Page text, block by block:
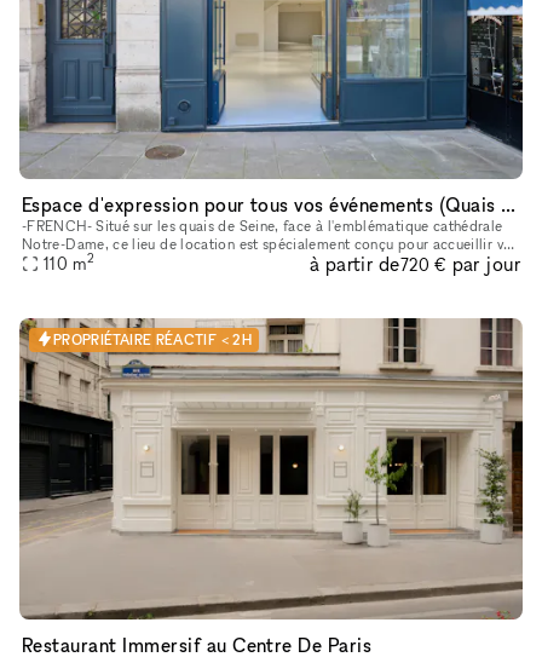
Espace d'expression pour tous vos événements (Quais de Seine)
-FRENCH- Situé sur les quais de Seine, face à l'emblématique cathédrale
Notre-Dame, ce lieu de location est spécialement conçu pour accueillir vos
événements, pop-up stores, showrooms, galeries d'art
110 m2 à partir de720 € par jour
PROPRIÉTAIRE RÉACTIF < 2H
Restaurant Immersif au Centre De Paris